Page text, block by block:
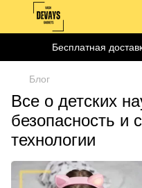
Бесплатная
Блог
Все о детских
безопасность и
технологии